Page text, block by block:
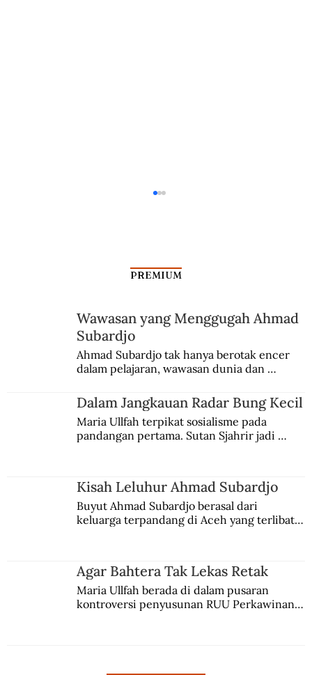
Lagak Laskar Sumatra Timur
PREMIUM
Wawasan yang Menggugah Ahmad
Subardjo
Ahmad Subardjo tak hanya berotak encer
dalam pelajaran, wawasan dunia dan
Jules Verne, Multatuli, hingga Sun Yat-sen.
Dalam Jangkauan Radar Bung Kecil
Maria Ullfah terpikat sosialisme pada
pandangan pertama. Sutan Sjahrir jadi
Kisah Leluhur Ahmad Subardjo
Buyut Ahmad Subardjo berasal dari
keluarga terpandang di Aceh yang terlibat
Agar Bahtera Tak Lekas Retak
Maria Ullfah berada di dalam pusaran
kontroversi penyusunan RUU Perkawinan.